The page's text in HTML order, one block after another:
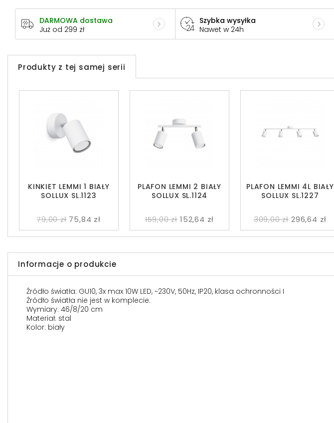
DARMOWA dostawa
Już od 299 zł
Szybka wysyłka
Nawet w 24h
Produkty z tej samej serii
KINKIET LEMMI 1 BIAŁY
SOLLUX SL.1123
79,00 zł 75,84 zł
PLAFON LEMMI 2 BIAŁY
SOLLUX SL.1124
159,00 zł 152,64 zł
PLAFON LEMMI 4L BIAŁY
SOLLUX SL.1227
309,00 zł 296,64 zł
Informacje o produkcie
Źródło światła: GU10, 3x max 10W LED, ~230V, 50Hz, IP20, klasa ochronności I
Źródło światła nie jest w komplecie.
Wymiary: 46/8/20 cm
Materiał: stal
Kolor: biały